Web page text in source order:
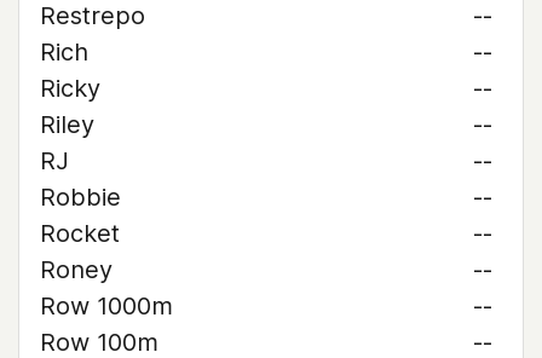
Restrepo
--
Rich
--
Ricky
--
Riley
--
RJ
--
Robbie
--
Rocket
--
Roney
--
Row 1000m
--
Row 100m
--